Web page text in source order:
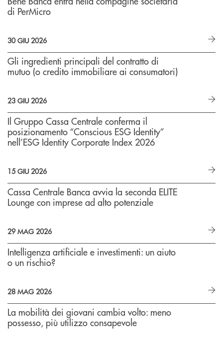
di PerMicro
30 GIU 2026
Gli ingredienti principali del contratto di
mutuo (o credito immobiliare ai consumatori)
23 GIU 2026
Il Gruppo Cassa Centrale conferma il
posizionamento “Conscious ESG Identity”
nell’ESG Identity Corporate Index 2026
15 GIU 2026
Cassa Centrale Banca avvia la seconda ELITE
Lounge con imprese ad alto potenziale
29 MAG 2026
Intelligenza artificiale e investimenti: un aiuto
o un rischio?
28 MAG 2026
La mobilità dei giovani cambia volto: meno
possesso, più utilizzo consapevole